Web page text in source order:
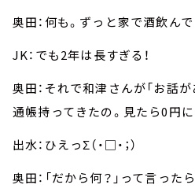
奥田：何も。ずっと家で酒飲んで
JK：でも2年は長すぎる！
奥田：それで和津さんが「お話
通帳持ってきたの。見たら0円に
出水：ひえっΣ（・□・；）
奥田：「だから何？」って言った